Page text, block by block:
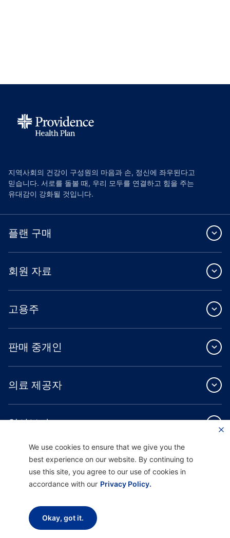
지역사회의 건강이 구성원의 마음과 손, 정신에 좌우된다고
믿습니다. 서로를 돌볼 때, 우리 모두를 연결하고 힘을 주는
유대감이 강화될 것입니다.
플랜 구매
회원 자료
고용주
판매 중개인
의료 제공자
알아보기
제공합니다.
Providence Health Assurance는 Medicare 및 Oregon Health Plan 계약을 체결한
HMO, HMO-POS 및 HMO SNP입니다. Providence Health Assurance에 가입하는 것
은 계약 갱신에 따라 달라집니다.
We use cookies to ensure that we give you the
best experience on our website. By continuing to
use this site, you agree to our use of cookies in
accordance with our Privacy Policy.
Okay, got it.